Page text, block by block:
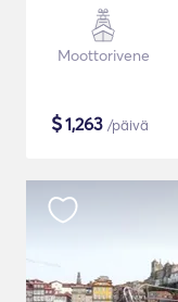
Moottorivene
$1,263 /päivä